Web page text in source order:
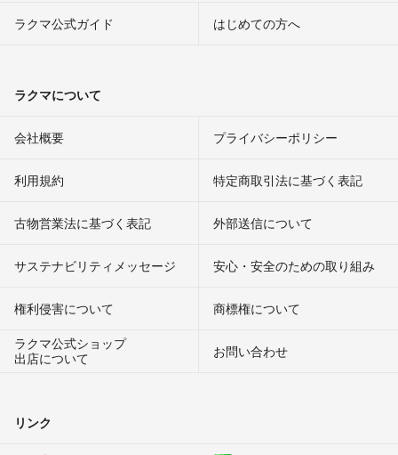
ラクマ公式ガイド はじめての方へ
ラクマについて
会社概要 プライバシーポリシー
利用規約 特定商取引法に基づく表記
古物営業法に基づく表記 外部送信について
サステナビリティメッセージ 安心・安全のための取り組み
権利侵害について
商標権について
ラクマ公式ショップ
出店について
お問い合わせ
リンク